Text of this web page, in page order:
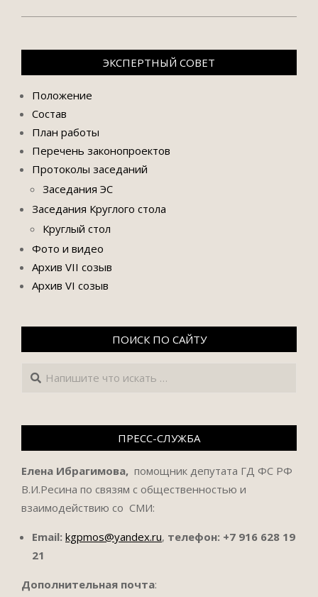
ЭКСПЕРТНЫЙ СОВЕТ
Положение
Состав
План работы
Перечень законопроектов
Протоколы заседаний
Заседания ЭС
Заседания Круглого стола
Круглый стол
Фото и видео
Архив VII созыв
Архив VI созыв
ПОИСК ПО САЙТУ
Поиск
ПРЕСС-СЛУЖБА
Елена Ибрагимова, помощник депутата ГД ФС РФ
В.И.Ресина по связям с общественностью и
взаимодействию со СМИ:
Email: kgpmos@yandex.ru, телефон: +7 916 628 19
21
Дополнительная почта: